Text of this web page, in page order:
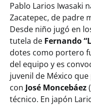
Pablo Larios Iwasaki
Zacatepec, de padre
Desde niño jugó en
tutela de Fernando
dotes como portero
del equipo y es
juvenil de México
con José Moncebáez
técnico. En japón